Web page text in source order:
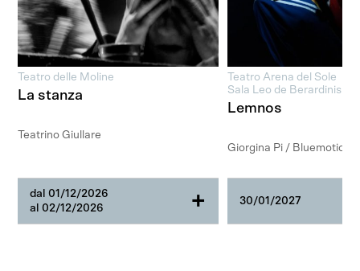
Teatro delle Moline
La stanza
Teatrino Giullare
dal 01/12/2026
al 02/12/2026
+
Teatro Arena del Sole
Sala Leo de Berardinis
Lemnos
Giorgina Pi / Bluemotion
30/01/2027